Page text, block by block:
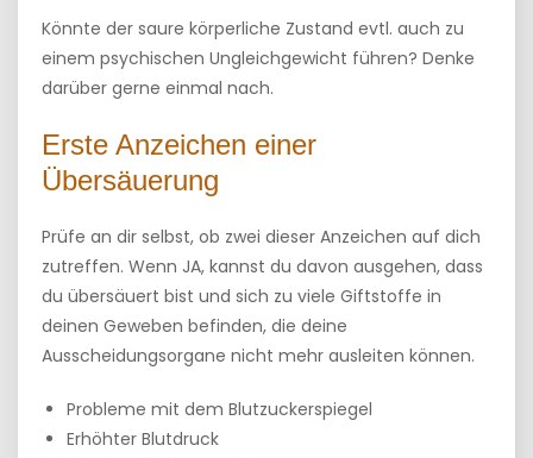
Könnte der saure körperliche Zustand evtl. auch zu
einem psychischen Ungleichgewicht führen? Denke
darüber gerne einmal nach.
Erste Anzeichen einer
Übersäuerung
Prüfe an dir selbst, ob zwei dieser Anzeichen auf dich
zutreffen. Wenn JA, kannst du davon ausgehen, dass
du übersäuert bist und sich zu viele Giftstoffe in
deinen Geweben befinden, die deine
Ausscheidungsorgane nicht mehr ausleiten können.
Probleme mit dem Blutzuckerspiegel
Erhöhter Blutdruck